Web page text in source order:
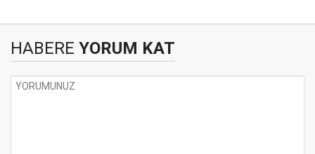
HABERE YORUM KAT